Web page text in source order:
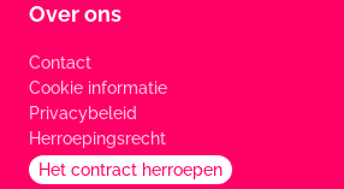
Over ons
Contact
Cookie informatie
Privacybeleid
Herroepingsrecht
Het contract herroepen